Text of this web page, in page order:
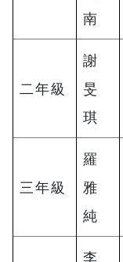
南
二年級
謝
旻
琪
三年級
羅
雅
純
李